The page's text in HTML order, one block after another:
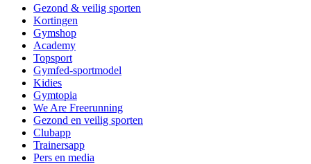
Gezond & veilig sporten
Kortingen
Gymshop
Academy
Topsport
Gymfed-sportmodel
Kidies
Gymtopia
We Are Freerunning
Gezond en veilig sporten
Clubapp
Trainersapp
Pers en media